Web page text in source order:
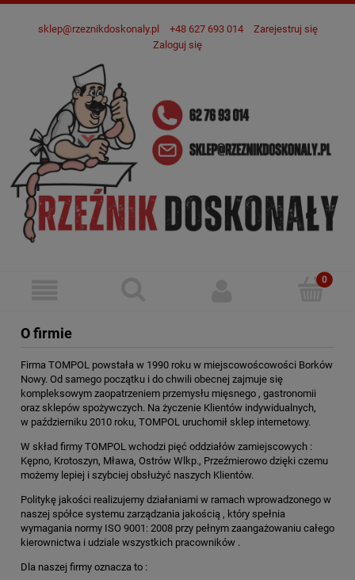
sklep@rzeznikdoskonaly.pl +48 627 693 014
Zarejestruj się
Zaloguj się
O firmie
Firma TOMPOL powstała w 1990 roku w miejscowoścowości Borków
Nowy. Od samego początku i do chwili obecnej zajmuje się
kompleksowym zaopatrzeniem przemysłu mięsnego , gastronomii
oraz sklepów spożywczych. Na życzenie Klientów indywidualnych,
w październiku 2010 roku, TOMPOL uruchomił sklep internetowy.
W skład firmy TOMPOL wchodzi pięć oddziałów zamiejscowych :
Kępno, Krotoszyn, Mława, Ostrów Wlkp., Przeźmierowo dzięki czemu
możemy lepiej i szybciej obsłużyć naszych Klientów.
Politykę jakości realizujemy działaniami w ramach wprowadzonego w
naszej spółce systemu zarządzania jakością , który spełnia
wymagania normy ISO 9001: 2008 przy pełnym zaangażowaniu całego
kierownictwa i udziale wszystkich pracowników .
Dla naszej firmy oznacza to :